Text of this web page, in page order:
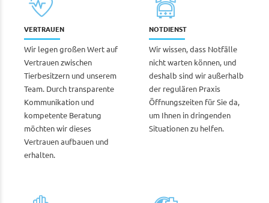
VERTRAUEN
Wir legen großen Wert auf
Vertrauen zwischen
Tierbesitzern und unserem
Team. Durch transparente
Kommunikation und
kompetente Beratung
möchten wir dieses
Vertrauen aufbauen und
erhalten.
NOTDIENST
Wir wissen, dass Notfälle
nicht warten können, und
deshalb sind wir außerhalb
der regulären Praxis
Öffnungszeiten für Sie da,
um Ihnen in dringenden
Situationen zu helfen.